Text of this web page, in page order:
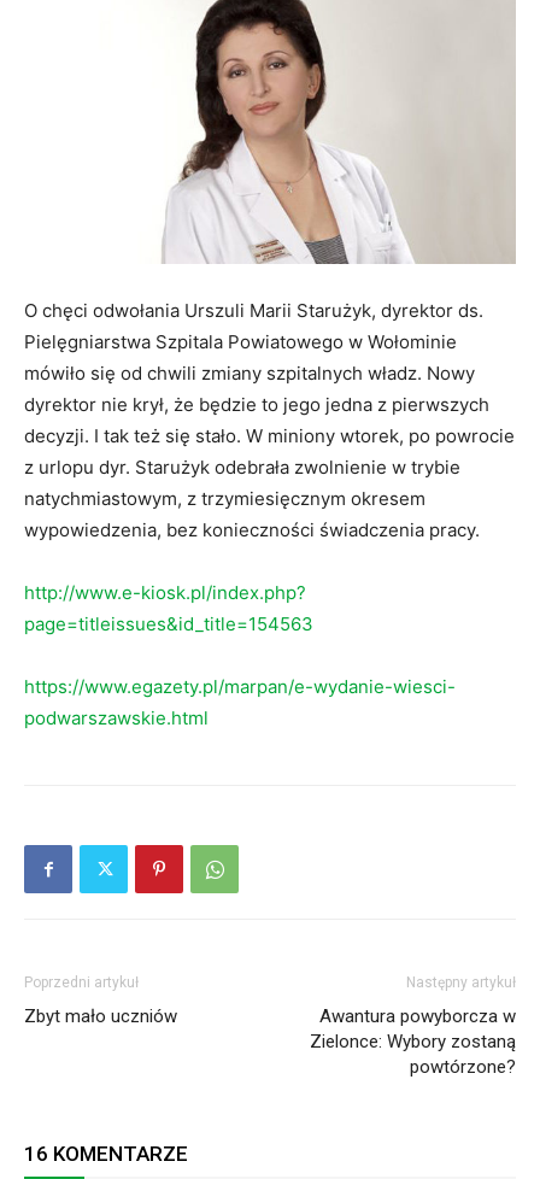
O chęci odwołania Urszuli Marii Starużyk, dyrektor ds.
Pielęgniarstwa Szpitala Powiatowego w Wołominie
mówiło się od chwili zmiany szpitalnych władz. Nowy
dyrektor nie krył, że będzie to jego jedna z pierwszych
decyzji. I tak też się stało. W miniony wtorek, po powrocie
z urlopu dyr. Starużyk odebrała zwolnienie w trybie
natychmiastowym, z trzymiesięcznym okresem
wypowiedzenia, bez konieczności świadczenia pracy.
http://www.e-kiosk.pl/index.php?
page=titleissues&id_title=154563
https://www.egazety.pl/marpan/e-wydanie-wiesci-
podwarszawskie.html
Poprzedni artykuł
Zbyt mało uczniów
Następny artykuł
Awantura powyborcza w
Zielonce: Wybory zostaną
powtórzone?
16 KOMENTARZE